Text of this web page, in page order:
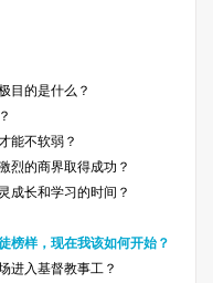
目的是什么？
能不软弱？
烈的商界取得成功？
成长和学习的时间？
榜样，现在我该如何开始？
进入基督教事工？